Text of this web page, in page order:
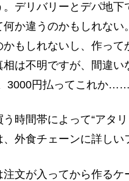
デリバリーとデパ地
か違うのかもしれな
かもしれないし、作っ
は不明ですが、間違
3000円払ってこれか
時間帯によって“アタ
外食チェーンに詳しい
注文が入ってから作る